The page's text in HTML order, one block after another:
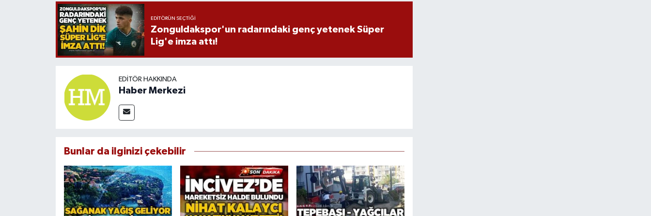
EDITÖRÜN SEÇTIĞI
Zonguldakspor'un radarındaki genç yetenek Süper
Lig'e imza attı!
EDITÖR HAKKINDA
Haber Merkezi
Bunlar da ilginizi çekebilir